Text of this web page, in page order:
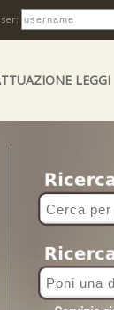
LEGGI